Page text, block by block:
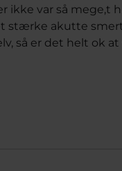
ikke var så mege,t
stærke akutte
så er det helt ok